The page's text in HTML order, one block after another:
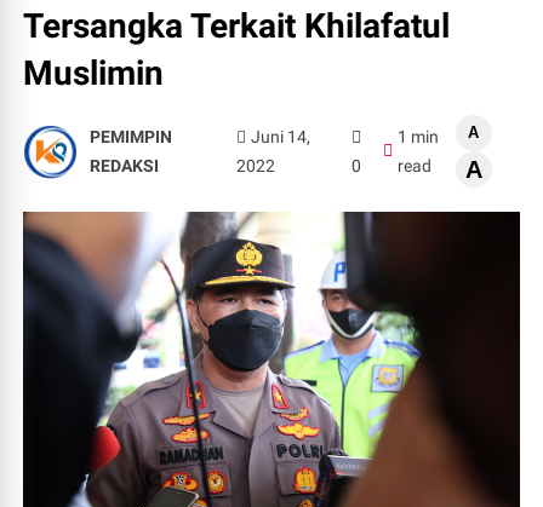
Tersangka Terkait Khilafatul
Muslimin
PEMIMPIN
REDAKSI
Juni 14,
2022
0
1 min
read
A
A